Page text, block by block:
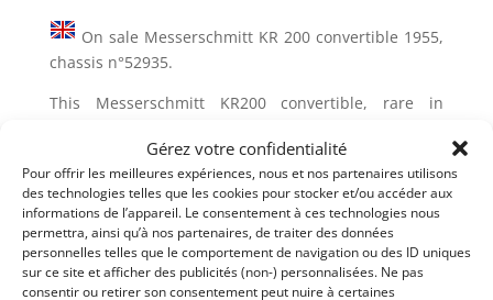
Gérez votre confidentialité
Pour offrir les meilleures expériences, nous et nos partenaires utilisons
des technologies telles que les cookies pour stocker et/ou accéder aux
informations de l’appareil. Le consentement à ces technologies nous
permettra, ainsi qu’à nos partenaires, de traiter des données
personnelles telles que le comportement de navigation ou des ID uniques
sur ce site et afficher des publicités (non-) personnalisées. Ne pas
consentir ou retirer son consentement peut nuire à certaines
On sale Messerschmitt KR 200 convertible 1955,
chassis n°52935.
This Messerschmitt KR200 convertible, rare in
gets its FFVE certificate and is ready to be registered
in France.
Demandez une expertise de ce modèle
Partager cette annonce